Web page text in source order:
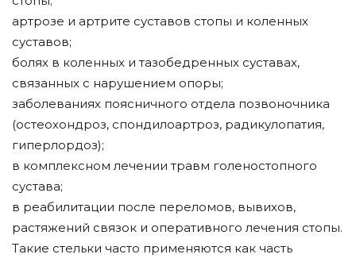
артрозе и артрите суставов стопы и коленных
суставов;
болях в коленных и тазобедренных суставах,
связанных с нарушением опоры;
заболеваниях поясничного отдела позвоночника
(остеохондроз, спондилоартроз, радикулопатия,
гиперлордоз);
в комплексном лечении травм голеностопного
сустава;
в реабилитации после переломов, вывихов,
растяжений связок и оперативного лечения стопы.
Такие стельки часто применяются как часть